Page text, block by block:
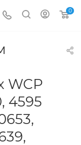
0
WCP
4595